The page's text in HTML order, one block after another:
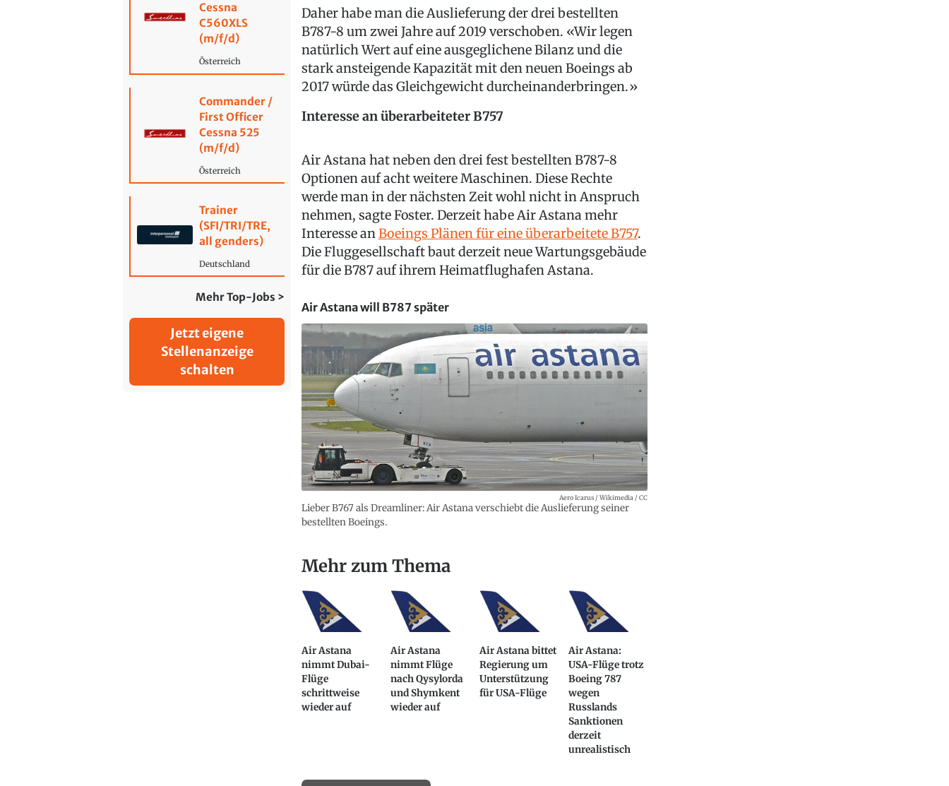
Cessna
C560XLS
(m/f/d)
Österreich
Commander /
First Officer
Cessna 525
(m/f/d)
Österreich
Trainer
(SFI/TRI/TRE,
all genders)
Deutschland
Mehr Top-Jobs >
Jetzt eigene
Stellenanzeige
schalten
Daher habe man die Auslieferung der drei bestellten
B787-8 um zwei Jahre auf 2019 verschoben. «Wir legen
natürlich Wert auf eine ausgeglichene Bilanz und die
stark ansteigende Kapazität mit den neuen Boeings ab
2017 würde das Gleichgewicht durcheinanderbringen.»
Interesse an überarbeiteter B757
Air Astana hat neben den drei fest bestellten B787-8
Optionen auf acht weitere Maschinen. Diese Rechte
werde man in der nächsten Zeit wohl nicht in Anspruch
nehmen, sagte Foster. Derzeit habe Air Astana mehr
Interesse anBoeings Plänen für eine überarbeitete B757.
Die Fluggesellschaft baut derzeit neue Wartungsgebäude
für die B787 auf ihrem Heimatflughafen Astana.
Air Astana will B787 später
Lieber B767 als Dreamliner: Air Astana verschiebt die Auslieferung seiner
bestellten Boeings.
Aero Icarus / Wikimedia / CC
Mehr zum Thema
Air Astana
nimmt Dubai-
Flüge
schrittweise
wieder auf
Air Astana
nimmt Flüge
nach Qysylorda
und Shymkent
wieder auf
Air Astana bittet
Regierung um
Unterstützung
für USA-Flüge
Air Astana:
USA-Flüge trotz
Boeing 787
wegen
Russlands
Sanktionen
derzeit
unrealistisch